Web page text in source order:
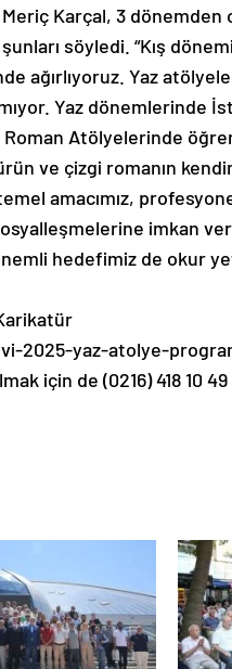
Karçal, 3
söyledi. “Kış
ağırlıyoruz. Yaz
Yaz dönemlerinde
Atölyelerinde
ve çizgi romanın
amacımız,
imkan
hedefimiz de okur
yaz-atolye-
için de (0216) 418 10